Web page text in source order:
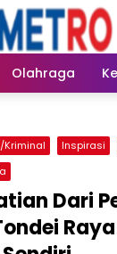
Olahraga
Kriminal Inspirasi
Dari